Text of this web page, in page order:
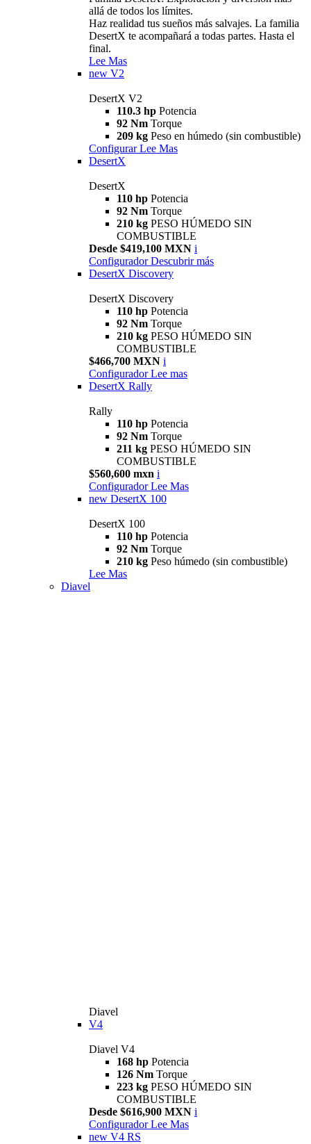
allá de todos los límites.
Haz realidad tus sueños más salvajes. La familia
DesertX te acompañará a todas partes. Hasta el
final.
Lee Mas
new V2
DesertX V2
110.3 hp Potencia
92 Nm Torque
209 kg Peso en húmedo (sin combustible)
Configurar Lee Mas
DesertX
DesertX
110 hp Potencia
92 Nm Torque
210 kg PESO HÚMEDO SIN
COMBUSTIBLE
Desde $419,100 MXN i
Configurador Descubrir más
DesertX Discovery
DesertX Discovery
110 hp Potencia
92 Nm Torque
210 kg PESO HÚMEDO SIN
COMBUSTIBLE
$466,700 MXN i
Configurador Lee mas
DesertX Rally
Rally
110 hp Potencia
92 Nm Torque
211 kg PESO HÚMEDO SIN
COMBUSTIBLE
$560,600 mxn i
Configurador Lee Mas
new DesertX 100
DesertX 100
110 hp Potencia
92 Nm Torque
210 kg Peso húmedo (sin combustible)
Lee Mas
Diavel
Diavel
V4
Diavel V4
168 hp Potencia
126 Nm Torque
223 kg PESO HÚMEDO SIN
COMBUSTIBLE
Desde $616,900 MXN i
Configurador Lee Mas
new V4 RS